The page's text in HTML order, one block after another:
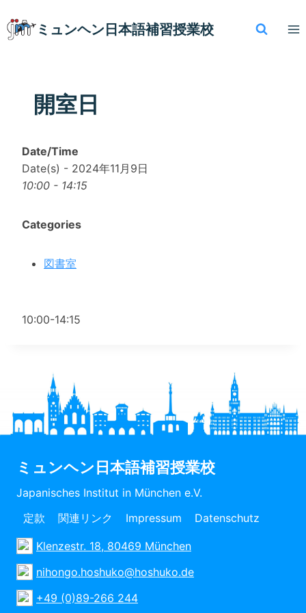
容
を
ミュンヘン​日本語補習授業校
開室日
Date/Time
Date(s) - 2024年11月9日
10:00 - 14:15
Categories
図書室
10:00-14:15
ミュンヘン日本語補習授業校
Japanisches Institut in München e.V.
定款
関連リンク Impressum Datenschutz
Klenzestr. 18, 80469 München
nihongo.hoshuko@hoshuko.de
+49 (0)89-266 244